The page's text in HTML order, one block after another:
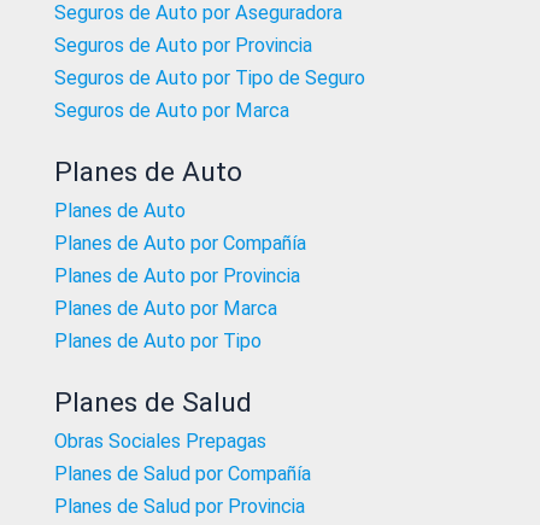
Seguros de Auto por Aseguradora
Seguros de Auto por Provincia
Seguros de Auto por Tipo de Seguro
Seguros de Auto por Marca
Planes de Auto
Planes de Auto
Planes de Auto por Compañía
Planes de Auto por Provincia
Planes de Auto por Marca
Planes de Auto por Tipo
Planes de Salud
Obras Sociales Prepagas
Planes de Salud por Compañía
Planes de Salud por Provincia